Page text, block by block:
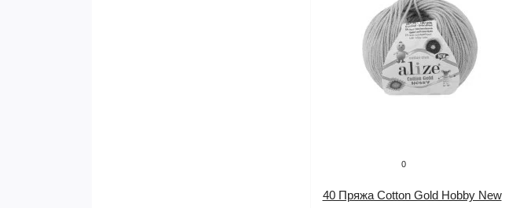
0
40 Пряжа Cotton Gold Hobby New